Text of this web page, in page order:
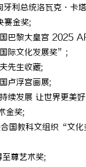
牙利总统洛瓦克·卡
赛金奖;
巴黎大皇宫 2025
际文化发展奖”;
先生收藏;
卢浮宫画展;
发展 让世界更美
金奖;
国教科文组织“文
尊艺术奖;
AC 国际医疗实验
解析